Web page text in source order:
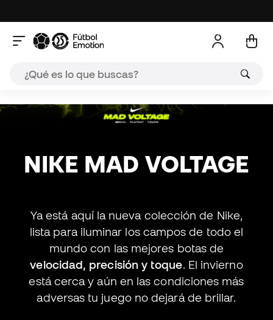
NIKE MAD VOLTAGE
Ya está aquí la nueva colección de Nike,
lista para iluminar los campos de todo el
mundo con las mejores botas de
velocidad, precisión y toque. El invierno
está cerca y aún en las condiciones más
adversas tu juego no dejará de brillar.